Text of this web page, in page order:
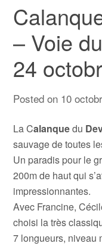
– Voie
24
Posted on 10
La Calanquedu
sauvage de toutes
Un paradis pour le
200m de haut qui
impressionnantes.
Avec Francine,
choisi la très
7 longueurs, niveau